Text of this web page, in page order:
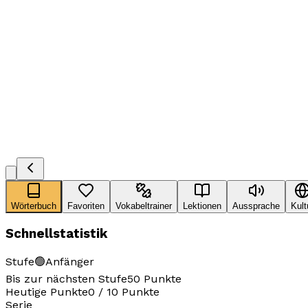
Wörterbuch Favoriten Vokabeltrainer Lektionen Aussprache
Schnellstatistik
Stufe🟢Anfänger
Bis zur nächsten Stufe50 Punkte
Heutige Punkte0 / 10 Punkte
Serie